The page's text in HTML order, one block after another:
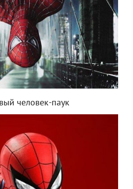
человек-паук